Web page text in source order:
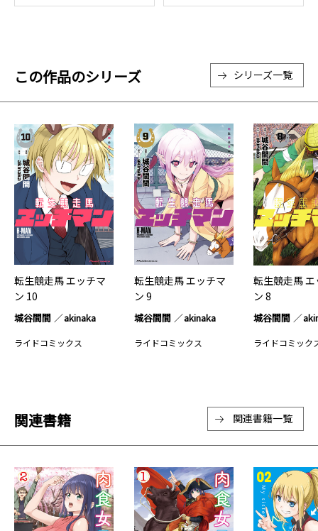
この作品のシリーズ シリーズ一覧
転生競走馬 エッチマ
ン 10
城谷間間 akinaka
ライドコミックス
転生競走馬 エッチマ
ン 9
城谷間間 akinaka
ライドコミックス
転生競走馬
ン 8
城谷間間
ライドコミック
関連書籍 関連書籍一覧